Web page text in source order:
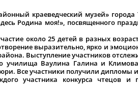
краеведческий музей»
Родина моя!», посвященного
около 25 детей в разных
выразительно, ярко и
Выступление участников
училища Ваулина Галина и
Все участники получили дипломы
участника конкурса чтецов и